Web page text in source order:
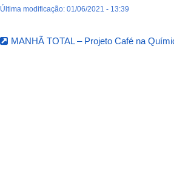
Última modificação: 01/06/2021 - 13:39
MANHÃ TOTAL – Projeto Café na